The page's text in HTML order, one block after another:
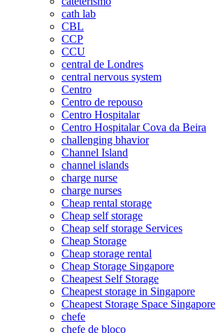
cath lab
CBL
CCP
CCU
central de Londres
central nervous system
Centro
Centro de repouso
Centro Hospitalar
Centro Hospitalar Cova da Beira
challenging bhavior
Channel Island
channel islands
charge nurse
charge nurses
Cheap rental storage
Cheap self storage
Cheap self storage Services
Cheap Storage
Cheap storage rental
Cheap Storage Singapore
Cheapest Self Storage
Cheapest storage in Singapore
Cheapest Storage Space Singapore
chefe
chefe de bloco